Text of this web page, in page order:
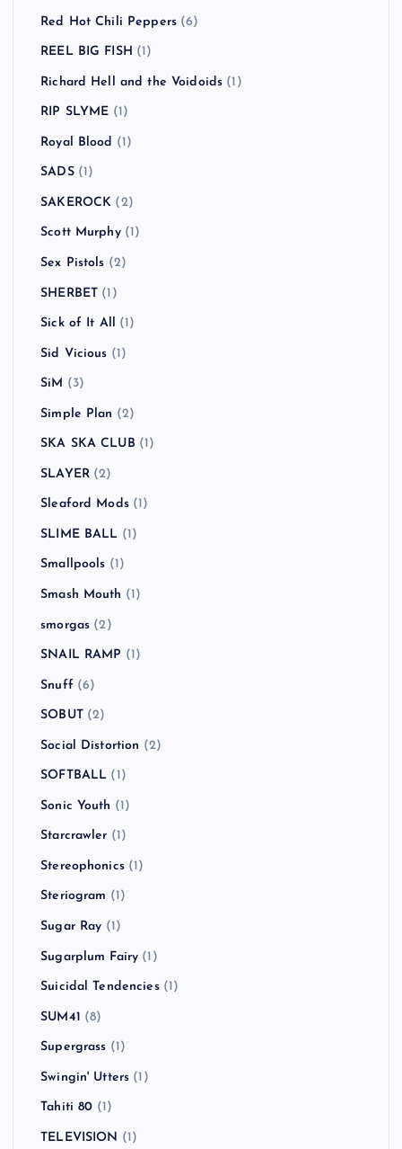
Red Hot Chili Peppers (6)
REEL BIG FISH (1)
Richard Hell and the Voidoids (1)
RIP SLYME (1)
Royal Blood (1)
SADS(1)
SAKEROCK (2)
Scott Murphy(1)
Sex Pistols (2)
SHERBET (1)
Sick of It All (1)
Sid Vicious (1)
SiM (3)
Simple Plan (2)
SKA SKA CLUB (1)
SLAYER(2)
Sleaford Mods(1)
SLIME BALL (1)
Smallpools (1)
Smash Mouth (1)
smorgas (2)
SNAIL RAMP (1)
Snuff (6)
SOBUT(2)
Social Distortion (2)
SOFTBALL (1)
Sonic Youth (1)
Starcrawler (1)
Stereophonics(1)
Steriogram (1)
Sugar Ray (1)
Sugarplum Fairy (1)
Suicidal Tendencies(1)
SUM41 (8)
Supergrass (1)
Swingin' Utters (1)
Tahiti 80 (1)
TELEVISION (1)